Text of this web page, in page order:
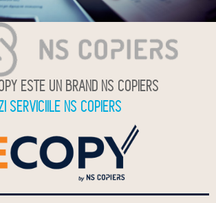
ESTE UN BRAND NS COPIERS
SERVICIILE NS COPIERS